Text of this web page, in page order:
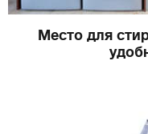
Место для